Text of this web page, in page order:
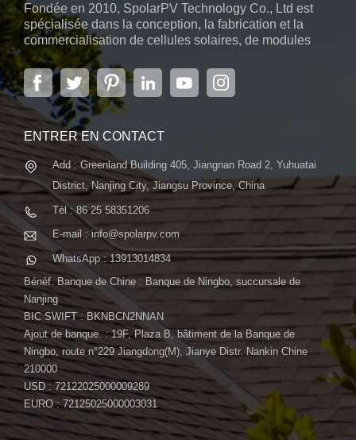
pouvoir de l'innovation pour surmonter les contraintes
environnementales, ouvrant la voie à des solutions
énergétiques plus propres et plus durables, même dans les
régions les plus reculées. Chez SpolarPV, nous sommes
inspirés par de telles réalisations et restons déterminés à faire
progresser la technologie photovoltaïque qui prospère dans
diverses conditions. Continuons à repousser les limites de
l’industrie solaire !
Fondée en 2010, SpolarPV Technology Co., Ltd est
spécialisée dans la conception, la fabrication et la
commercialisation de cellules solaires, de modules
solaires et de systèmes d'énergie solaire. L'entreprise,
située dans la capitale de la province du Jiangsu, à
Nanjing, s'étendant sur 6 000 m2, dispose de
systèmes automatiques avancés...
ENTRER EN CONTACT
Add : Greenland Building 405, Jiangnan Road 2, Yuhuatai
District, Nanjing City, Jiangsu Province, China
Tél : 86 25 58351206
E-mail : info@spolarpv.com
WhatsApp : 13913014834
Bénéf. Banque de Chine : Banque de Ningbo, succursale de
Nanjing
BIC SWIFT : BKNBCN2NNAN
Ajout de banque. : 19F, Plaza B, bâtiment de la Banque de
Ningbo, route n°229 Jiangdong(M), Jianye Distr. Nankin Chine
210000
USD : 72122025000009289
EURO : 72125025000003031